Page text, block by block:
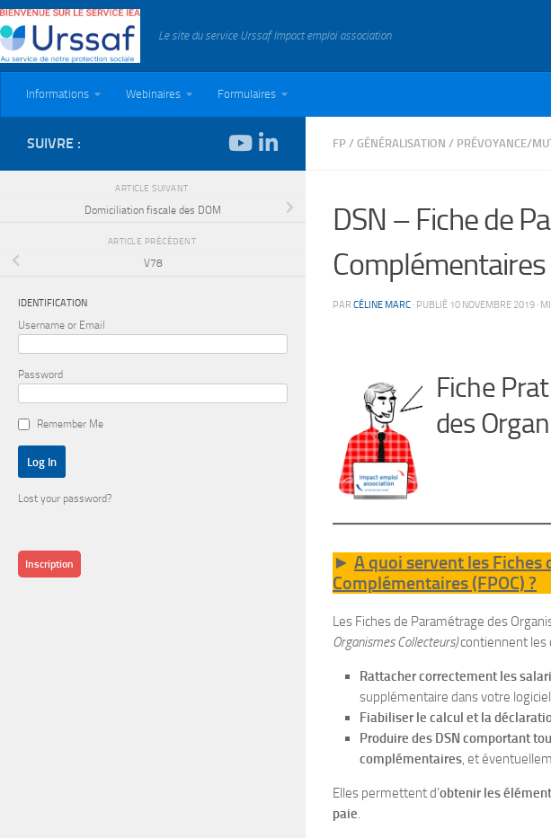
Skip to content
Le site du service Urssaf Impact emploi association
Informations Webinaires Formulaires
FP / GÉNÉRALISATION / PRÉVOYANCE/
DSN – Fiche de
Complémentaires
PAR CÉLINE MARC · PUBLIÉ 10 NOVEMBRE 2019 ·
Fiche
des
► A quoi servent les Fiches
Complémentaires (FPOC) ?
Les Fiches de Paramétrage des
Organismes Collecteurs)contiennent les
Rattacher correctement les
supplémentaire dans votre
Fiabiliser le calcul et la
Produire des DSN comportant
complémentaires, et
Elles permettent d’obtenir les
paie.
SUIVRE :
ARTICLE SUIVANT
Domiciliation fiscale des DOM
ARTICLE PRÉCÉDENT
V78
IDENTIFICATION
Username or Email
Password
Remember Me
Lost your password?
Inscription